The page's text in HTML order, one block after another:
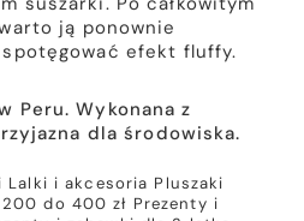
ją ponownie
efekt fluffy.
Peru. Wykonana z
dla środowiska.
Lalki i akcesoria Pluszaki
do 400 zł Prezenty i